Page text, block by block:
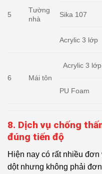
5
Tường
nhà
Sika 107
Acrylic 3 lớp
6 Mái tôn
Acrylic 3 lớp
PU Foam
8. Dịch vụ chống
đúng tiến độ
Hiện nay có rất nhiều
dột nhưng không phải